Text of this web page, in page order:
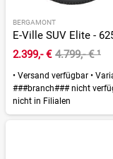
BERGAMONT
E-Ville SUV Elite -
2.399,- € 4.799,- €¹
• Versand verfügbar •
###branch### nicht
nicht in Filialen